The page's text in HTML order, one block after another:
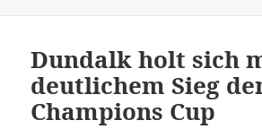
Dundalk holt sich
deutlichem Sieg
Champions Cup